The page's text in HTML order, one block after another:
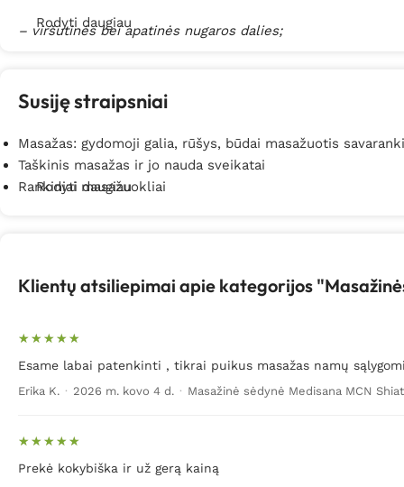
– viršutinės bei apatinės nugaros dalies;
– kaklo;
– pečių;
– juosmens.
Shiatsu taškinis arba sukamasis masažas (unikalus
Elektroninėje medicinos priemonių parduotuvėje
– Medisana;
– Lanaform;
– Beurer;
Rodyti daugiau
Susiję straipsniai
Masažas: gydomoji galia, rūšys, būdai masažuotis
Taškinis masažas ir jo nauda sveikatai
Rankiniai masažuokliai
Rodyti daugiau
Klientų atsiliepimai apie kategorijos
Esame labai patenkinti , tikrai puikus masažas namų
Erika K. · 2026 m. kovo 4 d. · Masažinė sėdynė Medisana MCN
Prekė kokybiška ir už gerą kainą